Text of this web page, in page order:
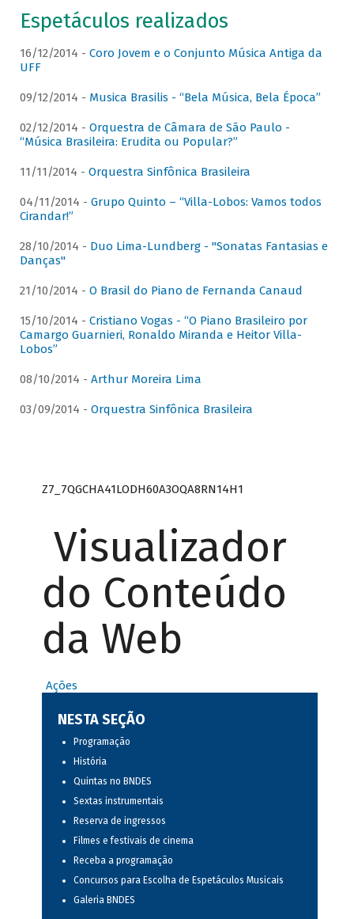
Espetáculos realizados
16/12/2014 - Coro Jovem e o Conjunto Música Antiga da
UFF
09/12/2014 - Musica Brasilis - “Bela Música, Bela Época”
02/12/2014 - Orquestra de Câmara de São Paulo -
“Música Brasileira: Erudita ou Popular?”
11/11/2014 - Orquestra Sinfônica Brasileira
04/11/2014 - Grupo Quinto – “Villa-Lobos: Vamos todos
Cirandar!”
28/10/2014 - Duo Lima-Lundberg - "Sonatas Fantasias e
Danças"
21/10/2014 - O Brasil do Piano de Fernanda Canaud
15/10/2014 - Cristiano Vogas - “O Piano Brasileiro por
Camargo Guarnieri, Ronaldo Miranda e Heitor Villa-
Lobos”
08/10/2014 - Arthur Moreira Lima
03/09/2014 - Orquestra Sinfônica Brasileira
Z7_7QGCHA41LODH60A3OQA8RN14H1
Visualizador
do Conteúdo
da Web
Ações
NESTA SEÇÃO
Programação
História
Quintas no BNDES
Sextas instrumentais
Reserva de ingressos
Filmes e festivais de cinema
Receba a programação
Concursos para Escolha de Espetáculos Musicais
Galeria BNDES